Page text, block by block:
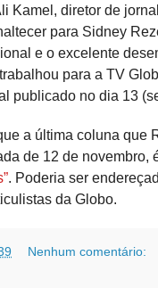
Kamel, diretor de
para Sidney
e o excelente
para a TV
publicado no dia 13
a última coluna que
de 12 de novembro,
. Poderia ser
da Globo.
Nenhum comentário: